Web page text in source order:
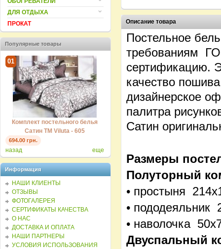
Описание товара
Постельное
требованиям
сертификацию.
качество
дизайнерское
палитра
Сатин
Размеры
Полуторный
• простыня
•
• наволочка
Двуспальный
ДЛЯ ОТДЫХА
ПРОКАТ
Популярные товары
01
Комплект постельного белья
Сатин ТМ Viluta - 605
694.00 грн.
Комплект постельного белья
Сатин ТМ Viluta - 612
назад еще
Информация
НАШИ КЛИЕНТЫ
ОТЗЫВЫ
ФОТОГАЛЕРЕЯ
СЕРТИФИКАТЫ КАЧЕСТВА
О НАС
ДОСТАВКА И ОПЛАТА
НАШИ ПАРТНЕРЫ
УСЛОВИЯ ИСПОЛЬЗОВАНИЯ